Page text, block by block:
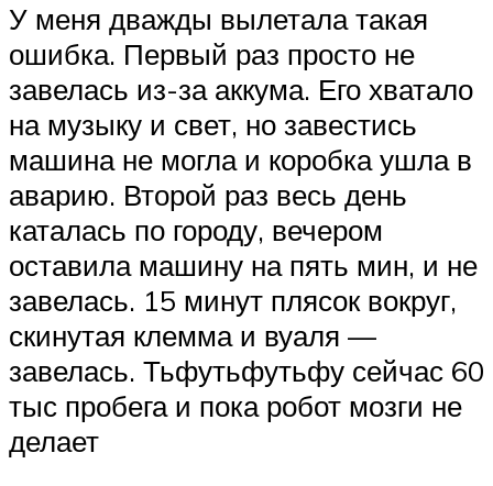
У меня дважды вылетала такая
ошибка. Первый раз просто не
завелась из-за аккума. Его хватало
на музыку и свет, но завестись
машина не могла и коробка ушла в
аварию. Второй раз весь день
каталась по городу, вечером
оставила машину на пять мин, и не
завелась. 15 минут плясок вокруг,
скинутая клемма и вуаля —
завелась. Тьфутьфутьфу сейчас 60
тыс пробега и пока робот мозги не
делает